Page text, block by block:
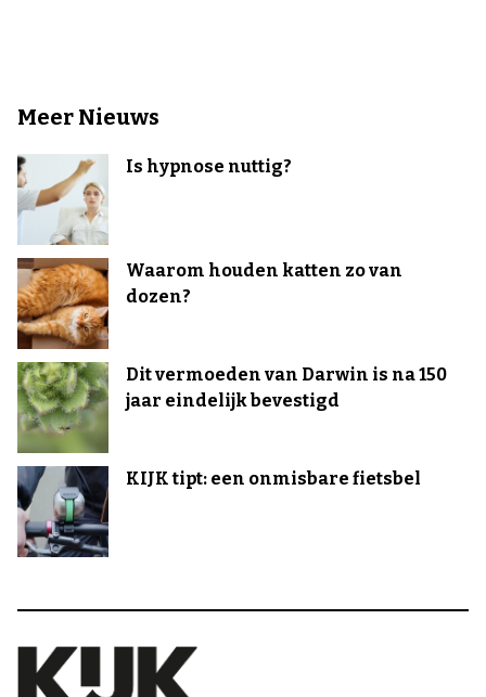
Meer Nieuws
Is hypnose nuttig?
Waarom houden katten zo van
dozen?
Dit vermoeden van Darwin is na 150
jaar eindelijk bevestigd
KIJK tipt: een onmisbare fietsbel